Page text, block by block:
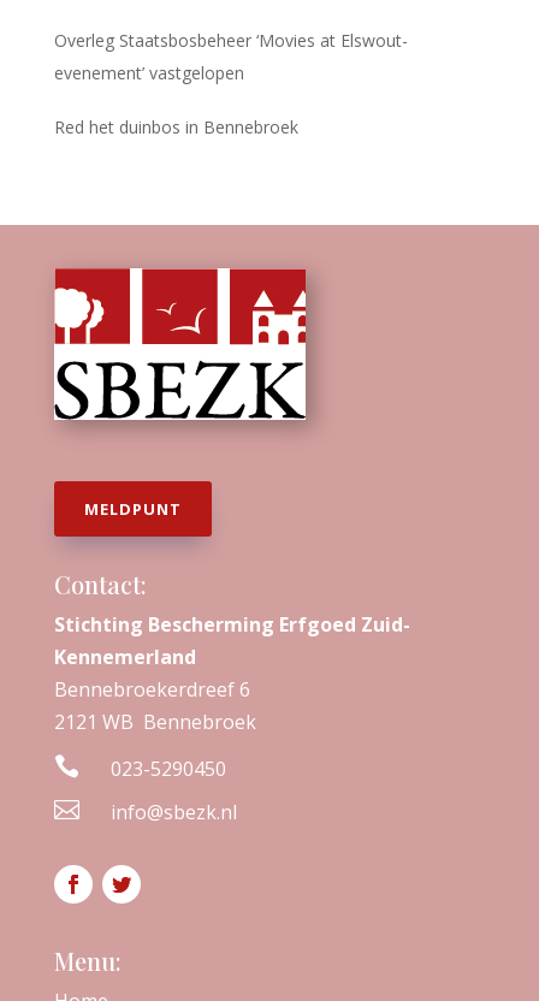
Overleg Staatsbosbeheer ‘Movies at Elswout-
evenement’ vastgelopen
Red het duinbos in Bennebroek
MELDPUNT
Contact:
Stichting Bescherming Erfgoed Zuid-
Kennemerland
Bennebroekerdreef 6
2121 WB Bennebroek
 023-5290450
 info@sbezk.nl
Menu: